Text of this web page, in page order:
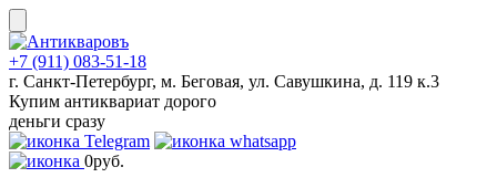
Skip
to
content
+7 (911) 083-51-18
г. Санкт-Петербург, м. Беговая, ул. Савушкина, д. 119 к.3
Купим антиквариат дорого
деньги сразу
0руб.